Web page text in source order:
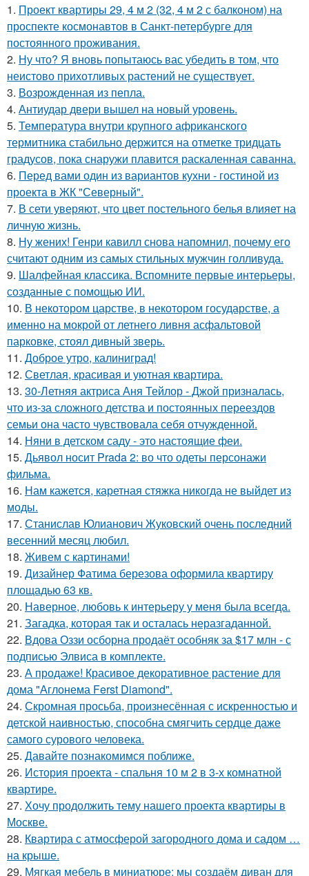
1. Проект квартиры 29, 4 м 2 (32, 4 м 2 с балконом) на
проспекте космонавтов в Санкт-петербурге для
постоянного проживания.
2. Ну что? Я вновь попытаюсь вас убедить в том, что
неистово прихотливых растений не существует.
3. Возрожденная из пепла.
4. Антиудар двери вышел на новый уровень.
5. Температура внутри крупного африканского
термитника стабильно держится на отметке тридцать
градусов, пока снаружи плавится раскаленная саванна.
6. Перед вами один из вариантов кухни - гостиной из
проекта в ЖК "Северный".
7. В сети уверяют, что цвет постельного белья влияет на
личную жизнь.
8. Ну жених! Генри кавилл снова напомнил, почему его
считают одним из самых стильных мужчин голливуда.
9. Шалфейная классика. Вспомните первые интерьеры,
созданные с помощью ИИ.
10. В некотором царстве, в некотором государстве, а
именно на мокрой от летнего ливня асфальтовой
парковке, стоял дивный зверь.
11. Доброе утро, калиниград!
12. Светлая, красивая и уютная квартира.
13. 30-Летняя актриса Аня Тейлор - Джой призналась,
что из-за сложного детства и постоянных переездов
семьи она часто чувствовала себя отчужденной.
14. Няни в детском саду - это настоящие феи.
15. Дьявол носит Prada 2: во что одеты персонажи
фильма.
16. Нам кажется, каретная стяжка никогда не выйдет из
моды.
17. Станислав Юлианович Жуковский очень последний
весенний месяц любил.
18. Живем с картинами!
19. Дизайнер Фатима березова оформила квартиру
площадью 63 кв.
20. Наверное, любовь к интерьеру у меня была всегда.
21. Загадка, которая так и осталась неразгаданной.
22. Вдова Оззи осборна продаёт особняк за $17 млн - с
подписью Элвиса в комплекте.
23. А продаже! Красивое декоративное растение для
дома "Аглонема Ferst Diamond".
24. Скромная просьба, произнесённая с искренностью и
детской наивностью, способна смягчить сердце даже
самого сурового человека.
25. Давайте познакомимся поближе.
26. История проекта - спальня 10 м 2 в 3-х комнатной
квартире.
27. Хочу продолжить тему нашего проекта квартиры в
Москве.
28. Квартира с атмосферой загородного дома и садом …
на крыше.
29. Мягкая мебель в миниатюре: мы создаём диван для